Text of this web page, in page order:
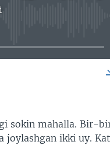
source currently
sokin mahalla. Bir-
joylashgan ikki uy.